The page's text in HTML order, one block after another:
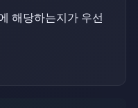
해당하는지가 우선